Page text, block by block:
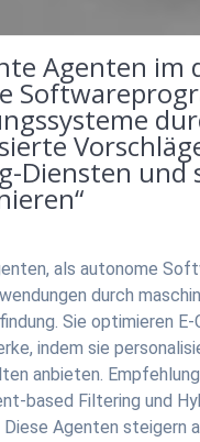
Agenten im
Diensten und
als autonome
durch
Sie optimieren
indem sie
anbieten.
based Filtering und
Diese Agenten steigern